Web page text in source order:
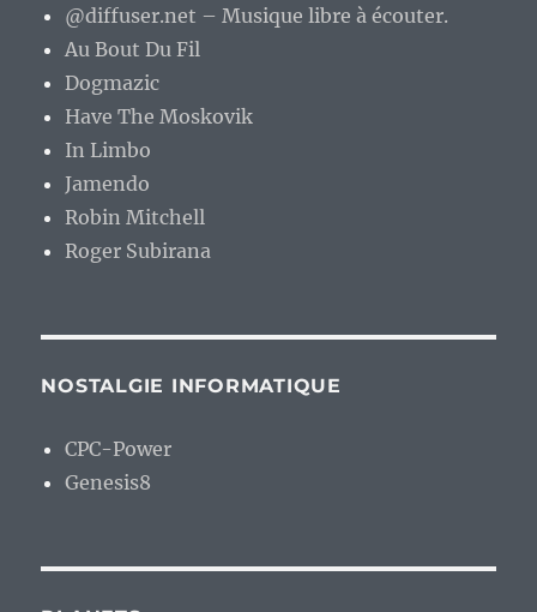
@diffuser.net – Musique libre à écouter.
Au Bout Du Fil
Dogmazic
Have The Moskovik
In Limbo
Jamendo
Robin Mitchell
Roger Subirana
NOSTALGIE INFORMATIQUE
CPC-Power
Genesis8